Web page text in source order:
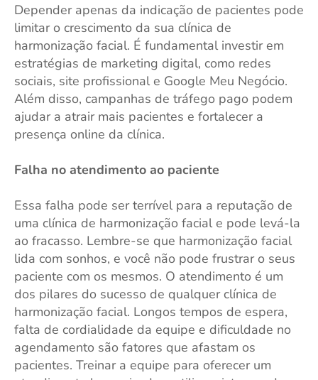
Depender apenas da indicação de pacientes pode
limitar o crescimento da sua clínica de
harmonização facial. É fundamental investir em
estratégias de marketing digital, como redes
sociais, site profissional e Google Meu Negócio.
Além disso, campanhas de tráfego pago podem
ajudar a atrair mais pacientes e fortalecer a
presença online da clínica.
Falha no atendimento ao paciente
Essa falha pode ser terrível para a reputação de
uma clínica de harmonização facial e pode levá-la
ao fracasso. Lembre-se que harmonização facial
lida com sonhos, e você não pode frustrar o seus
paciente com os mesmos. O atendimento é um
dos pilares do sucesso de qualquer clínica de
harmonização facial. Longos tempos de espera,
falta de cordialidade da equipe e dificuldade no
agendamento são fatores que afastam os
pacientes. Treinar a equipe para oferecer um